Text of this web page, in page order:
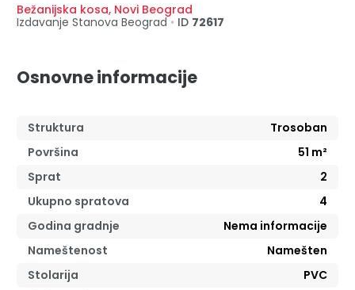
Bežanijska kosa, Novi Beograd
Izdavanje Stanova Beograd• ID 72617
Osnovne informacije
Struktura
Trosoban
Površina
51 m²
Sprat
2
Ukupno spratova
4
Godina gradnje
Nema informacije
Nameštenost
Namešten
Stolarija
PVC